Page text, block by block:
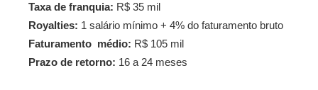
Taxa de franquia: R$ 35 mil
Royalties: 1 salário mínimo + 4% do faturamento bruto
Faturamento médio: R$ 105 mil
Prazo de retorno: 16 a 24 meses